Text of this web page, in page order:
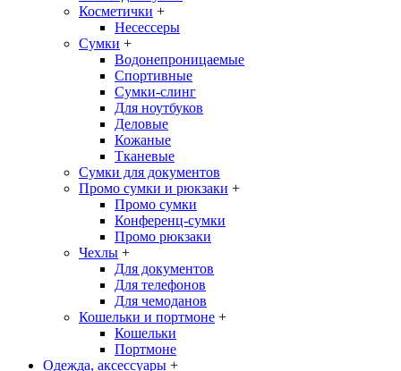
Косметички +
Несессеры
Сумки +
Водонепроницаемые
Спортивные
Сумки-слинг
Для ноутбуков
Деловые
Кожаные
Тканевые
Сумки для документов
Промо сумки и рюкзаки +
Промо сумки
Конференц-сумки
Промо рюкзаки
Чехлы +
Для документов
Для телефонов
Для чемоданов
Кошельки и портмоне +
Кошельки
Портмоне
Одежда, аксессуары +